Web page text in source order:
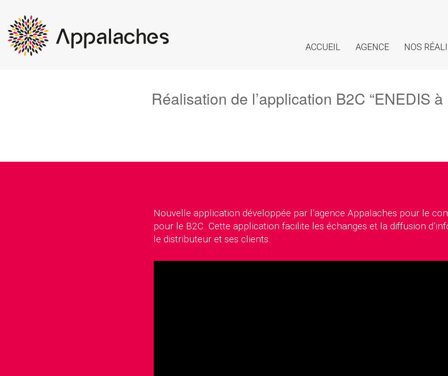
ACCUEIL AGENCE NOS
Réalisation de l’application B2C “ENEDIS à
Nouvelle application développée par l’agence Appalaches pour le
pour le B2C. Cette application facilite les échanges et la diffusion
le distributeur et ses clients.